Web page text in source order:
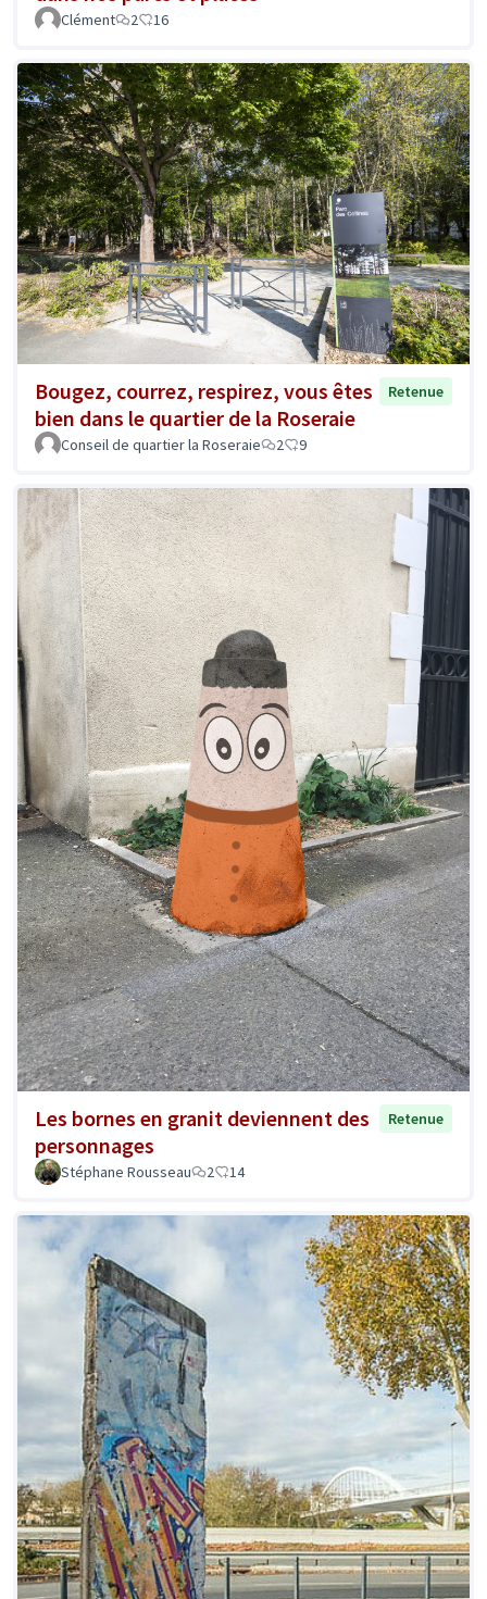
Clément 2 16
Bougez, courrez, respirez, vous êtes
bien dans le quartier de la Roseraie
Retenue
Conseil de quartier la Roseraie 2 9
Les bornes en granit deviennent des
personnages
Retenue
Stéphane Rousseau 2 14